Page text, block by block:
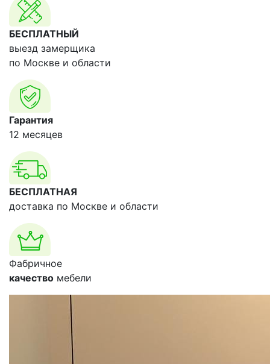
БЕСПЛАТНЫЙ
выезд замерщика
по Москве и области
Гарантия
12 месяцев
БЕСПЛАТНАЯ
доставка по Москве и области
Фабричное
качество мебели